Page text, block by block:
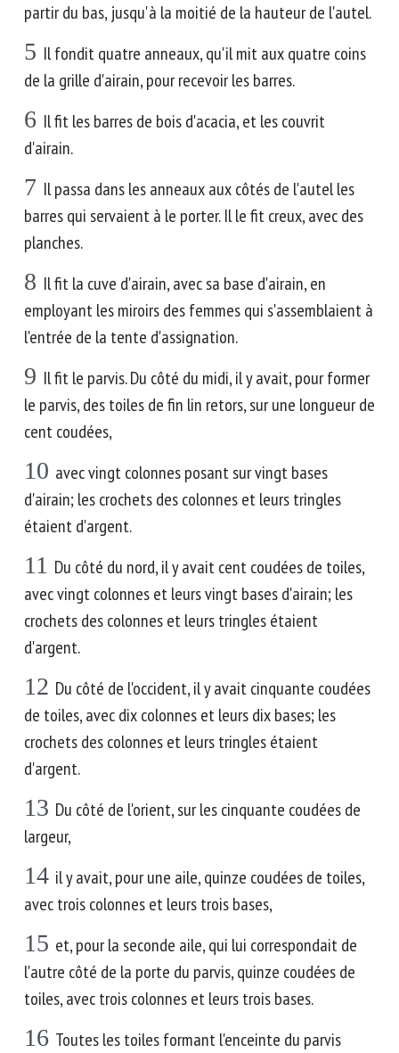
partir du bas, jusqu'à la moitié de la hauteur de l'autel.
5 Il fondit quatre anneaux, qu'il mit aux quatre coins
de la grille d'airain, pour recevoir les barres.
6 Il fit les barres de bois d'acacia, et les couvrit
d'airain.
7 Il passa dans les anneaux aux côtés de l'autel les
barres qui servaient à le porter. Il le fit creux, avec des
planches.
8 Il fit la cuve d'airain, avec sa base d'airain, en
employant les miroirs des femmes qui s'assemblaient à
l'entrée de la tente d'assignation.
9 Il fit le parvis. Du côté du midi, il y avait, pour former
le parvis, des toiles de fin lin retors, sur une longueur de
cent coudées,
10 avec vingt colonnes posant sur vingt bases
d'airain; les crochets des colonnes et leurs tringles
étaient d'argent.
11 Du côté du nord, il y avait cent coudées de toiles,
avec vingt colonnes et leurs vingt bases d'airain; les
crochets des colonnes et leurs tringles étaient
d'argent.
12 Du côté de l'occident, il y avait cinquante coudées
de toiles, avec dix colonnes et leurs dix bases; les
crochets des colonnes et leurs tringles étaient
d'argent.
13 Du côté de l'orient, sur les cinquante coudées de
largeur,
14 il y avait, pour une aile, quinze coudées de toiles,
avec trois colonnes et leurs trois bases,
15 et, pour la seconde aile, qui lui correspondait de
l'autre côté de la porte du parvis, quinze coudées de
toiles, avec trois colonnes et leurs trois bases.
16 Toutes les toiles formant l'enceinte du parvis